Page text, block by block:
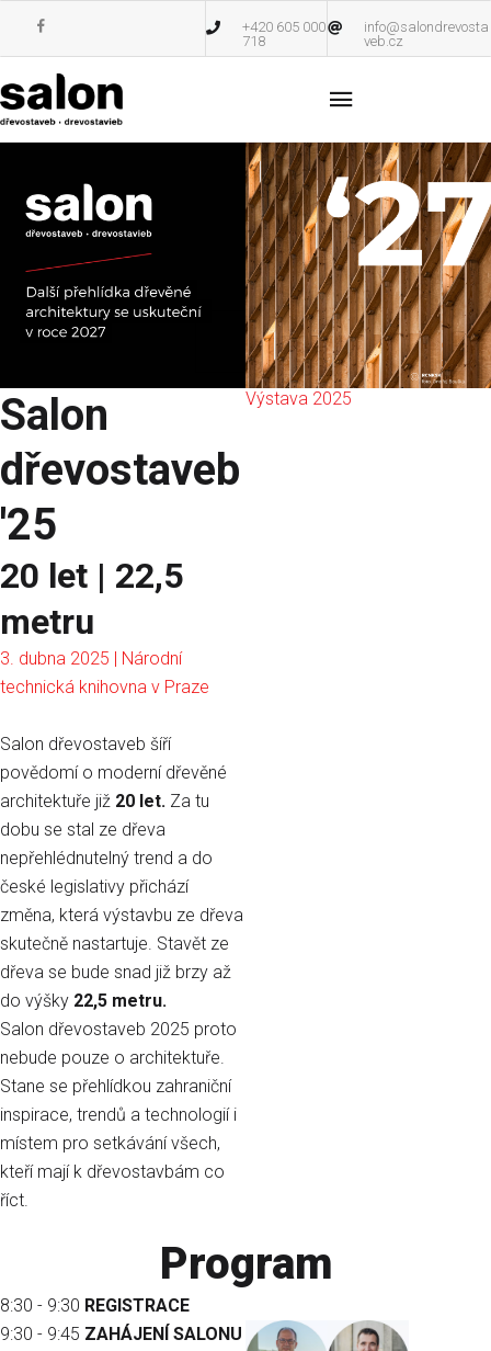
+420 605 000
718
info@salondrevosta
veb.cz
Salon
dřevostaveb
'25
20 let | 22,5
metru
3. dubna 2025 | Národní
technická knihovna v Praze
Salon dřevostaveb šíří
povědomí o moderní dřevěné
architektuře již 20 let. Za tu
dobu se stal ze dřeva
nepřehlédnutelný trend a do
české legislativy přichází
změna, která výstavbu ze dřeva
skutečně nastartuje. Stavět ze
dřeva se bude snad již brzy až
do výšky 22,5 metru.
Salon dřevostaveb 2025 proto
nebude pouze o architektuře.
Stane se přehlídkou zahraniční
inspirace, trendů a technologií i
místem pro setkávání všech,
kteří mají k dřevostavbám co
říct.
Výstava 2025
Program
8:30 - 9:30 REGISTRACE
9:30 - 9:45 ZAHÁJENÍ SALONU